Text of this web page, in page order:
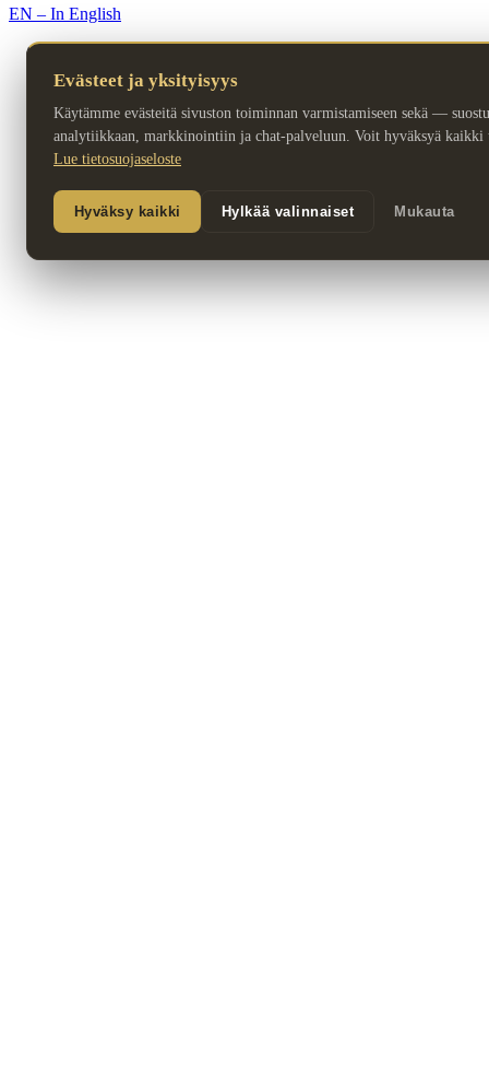
EN – In English
Evästeet ja yksityisyys
Käytämme evästeitä sivuston toiminnan varmistamiseen sekä —
analytiikkaan, markkinointiin ja chat-palveluun. Voit hyväksyä kaikki
Lue tietosuojaseloste
Hyväksy kaikki Hylkää valinnaiset Mukauta